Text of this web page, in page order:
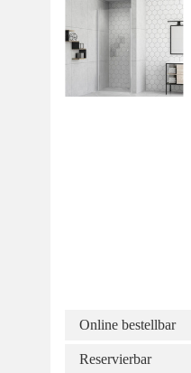
Online bestellbar
Reservierbar